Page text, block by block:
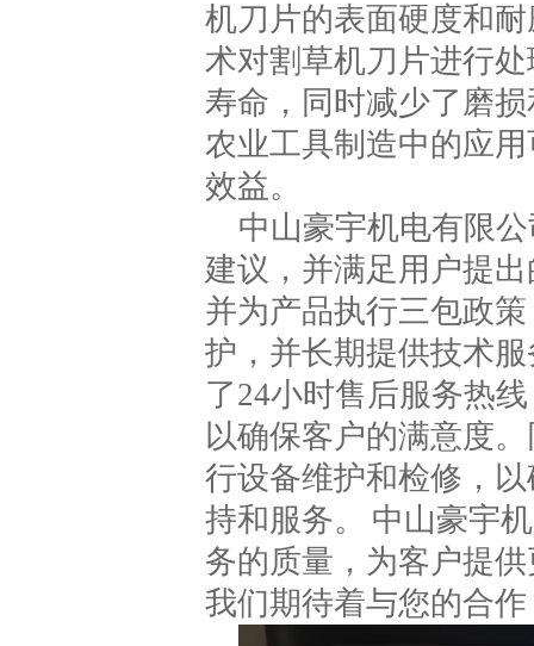
机刀片的表面硬度和
术对割草机刀片进行
寿命，同时减少了磨
农业工具制造中的应
效益。
中山豪宇机电有限
建议，并满足用户提
并为产品执行三包政
护，并长期提供技术
了24小时售后服务热
以确保客户的满意度
行设备维护和检修，
持和服务。 中山豪宇
务的质量，为客户提
我们期待着与您的合作